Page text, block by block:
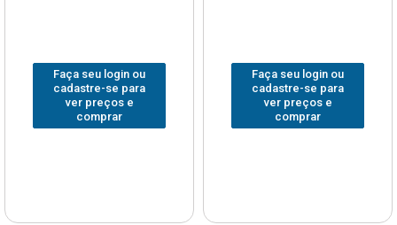
Faça seu login ou
cadastre-se para
ver preços e
comprar
Faça seu login ou
cadastre-se para
ver preços e
comprar